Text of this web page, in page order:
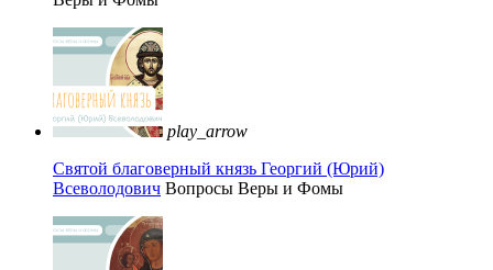
play_arrow
Святой благоверный князь Георгий (Юрий)
Всеволодович Вопросы Веры и Фомы